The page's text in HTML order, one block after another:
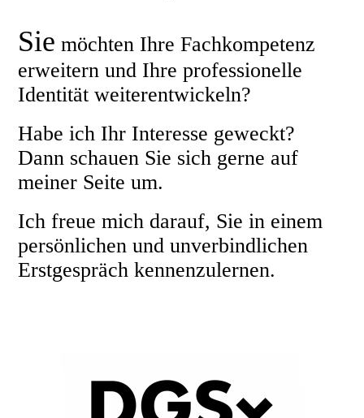
Sie möchten Ihre Fachkompetenz
erweitern und Ihre professionelle
Identität weiterentwickeln?
Habe ich Ihr Interesse geweckt?
Dann schauen Sie sich gerne auf
meiner Seite um.
Ich freue mich darauf, Sie in einem
persönlichen und unverbindlichen
Erstgespräch kennenzulernen.